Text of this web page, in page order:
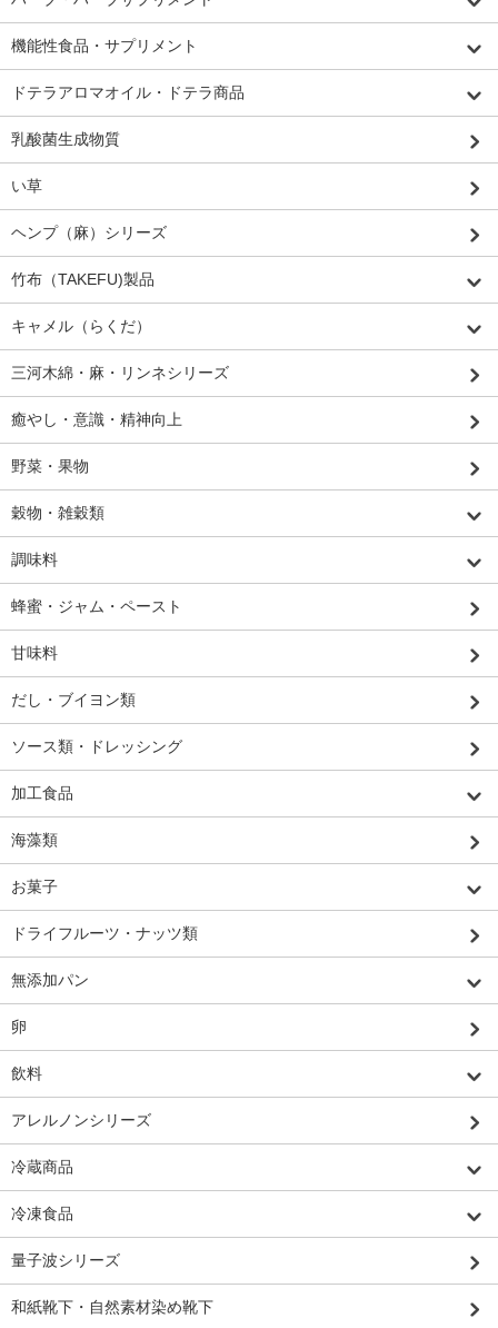
機能性食品・サプリメント
ドテラアロマオイル・ドテラ商品
乳酸菌生成物質
い草
ヘンプ（麻）シリーズ
竹布（TAKEFU)製品
キャメル（らくだ）
三河木綿・麻・リンネシリーズ
癒やし・意識・精神向上
野菜・果物
穀物・雑穀類
調味料
蜂蜜・ジャム・ペースト
甘味料
だし・ブイヨン類
ソース類・ドレッシング
加工食品
海藻類
お菓子
ドライフルーツ・ナッツ類
無添加パン
卵
飲料
アレルノンシリーズ
冷蔵商品
冷凍食品
量子波シリーズ
和紙靴下・自然素材染め靴下